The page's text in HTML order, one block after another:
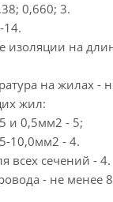
0,660; 3.
14.
изоляции на
на жилах -
жил:
и 0,5мм2 - 5;
10,0мм2 - 4.
всех сечений - 4.
- не менее 8